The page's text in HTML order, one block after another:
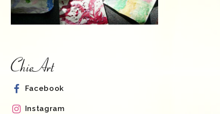
Facebook
Instagram